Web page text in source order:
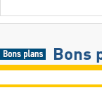
Bons